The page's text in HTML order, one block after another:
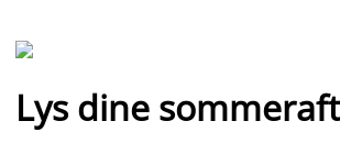
Lys dine